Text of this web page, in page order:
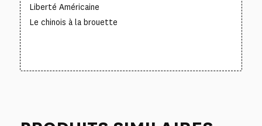
Liberté Américaine
Le chinois à la brouette